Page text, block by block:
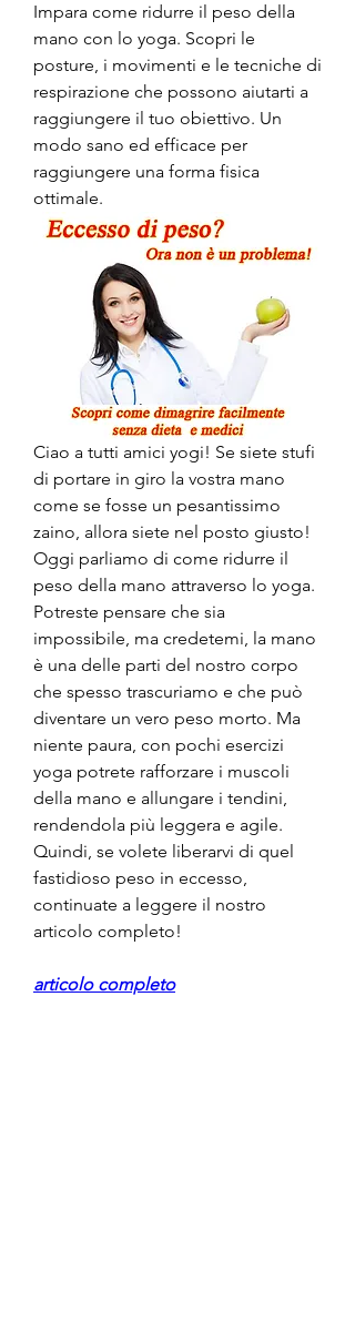
Impara come ridurre il peso della
mano con lo yoga. Scopri le
posture, i movimenti e le tecniche di
respirazione che possono aiutarti a
raggiungere il tuo obiettivo. Un
modo sano ed efficace per
raggiungere una forma fisica
ottimale.
Ciao a tutti amici yogi! Se siete stufi
di portare in giro la vostra mano
come se fosse un pesantissimo
zaino, allora siete nel posto giusto!
Oggi parliamo di come ridurre il
peso della mano attraverso lo yoga.
Potreste pensare che sia
impossibile, ma credetemi, la mano
è una delle parti del nostro corpo
che spesso trascuriamo e che può
diventare un vero peso morto. Ma
niente paura, con pochi esercizi
yoga potrete rafforzare i muscoli
della mano e allungare i tendini,
rendendola più leggera e agile.
Quindi, se volete liberarvi di quel
fastidioso peso in eccesso,
continuate a leggere il nostro
articolo completo!
articolo completo